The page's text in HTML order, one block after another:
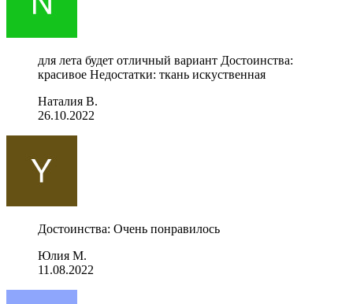
для лета будет отличный вариант Достоинства:
красивое Недостатки: ткань искуственная
Наталия В.
26.10.2022
Достоинства: Очень понравилось
Юлия М.
11.08.2022